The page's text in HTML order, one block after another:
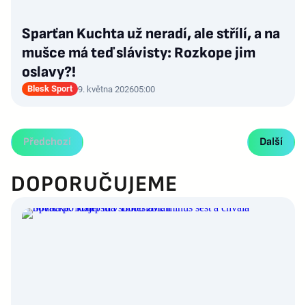
Sparťan Kuchta už neradí, ale střílí, a na
mušce má teď slávisty: Rozkope jim
oslavy?!
Blesk Sport 9. května 202605:00
Předchozí Další
DOPORUČUJEME